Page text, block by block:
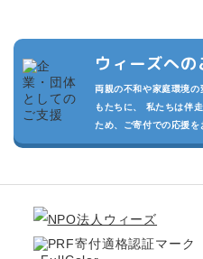
ウィーズへ
両親の不和や家庭環境
もたちに、 私たちは伴
ため、ご寄付での応援を